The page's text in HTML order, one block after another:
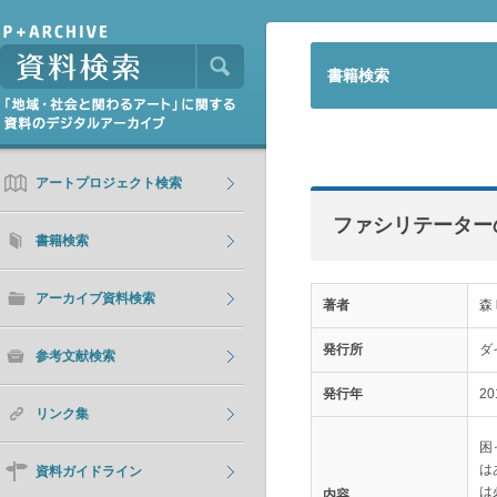
アートプロジェクト検索
書籍検索
アーカイブ資料検索
参考文献検索
リンク集
資料ガイドライン
書籍検索
ファシリテータ
著者 森
発行所 ダ
発行年
は
は